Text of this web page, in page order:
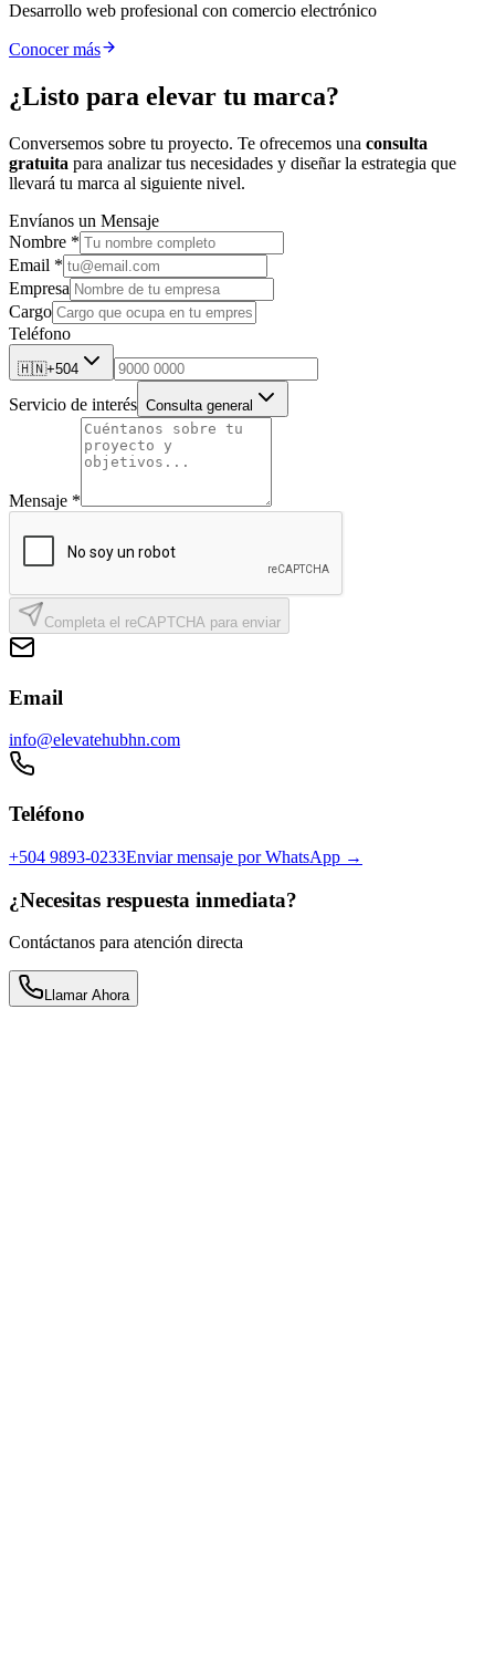
Desarrollo web profesional con comercio electrónico
Conocer más
¿Listo para elevar tu marca?
Conversemos sobre tu proyecto. Te ofrecemos una consulta
gratuita para analizar tus necesidades y diseñar la estrategia que
llevará tu marca al siguiente nivel.
Envíanos un Mensaje
Nombre *
Email *
Empresa
Cargo
Teléfono
🇭🇳+504
Servicio de interés Consulta general
Mensaje *
Completa el reCAPTCHA para enviar
Email
info@elevatehubhn.com
Teléfono
+504 9893-0233Enviar mensaje por WhatsApp →
¿Necesitas respuesta inmediata?
Contáctanos para atención directa
Llamar Ahora